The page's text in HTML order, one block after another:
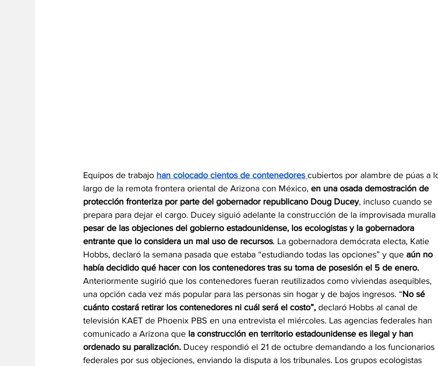
Equipos de trabajo han colocado cientos de contenedores cubiertos por alambre de púas a
largo de la remota frontera oriental de Arizona con México, en una osada demostración de
protección fronteriza por parte del gobernador republicano Doug Ducey, incluso cuando se
prepara para dejar el cargo. Ducey siguió adelante la construcción de la improvisada muralla
pesar de las objeciones del gobierno estadounidense, los ecologistas y la gobernadora
entrante que lo considera un mal uso de recursos. La gobernadora demócrata electa, Katie
Hobbs, declaró la semana pasada que estaba “estudiando todas las opciones” y que aún no
había decidido qué hacer con los contenedores tras su toma de posesión el 5 de enero.
Anteriormente sugirió que los contenedores fueran reutilizados como viviendas asequibles,
una opción cada vez más popular para las personas sin hogar y de bajos ingresos. “No sé
cuánto costará retirar los contenedores ni cuál será el costo”, declaró Hobbs al canal de
televisión KAET de Phoenix PBS en una entrevista el miércoles. Las agencias federales han
comunicado a Arizona que la construcción en territorio estadounidense es ilegal y han
ordenado su paralización. Ducey respondió el 21 de octubre demandando a los funcionarios
federales por sus objeciones, enviando la disputa a los tribunales. Los grupos ecologistas